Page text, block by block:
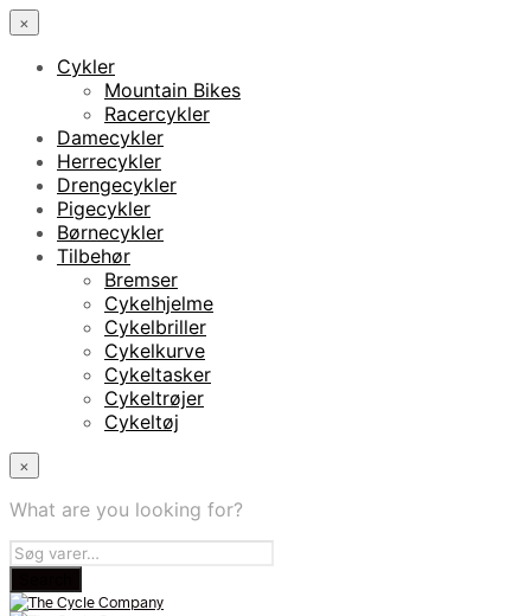
×
Cykler
Mountain Bikes
Racercykler
Damecykler
Herrecykler
Drengecykler
Pigecykler
Børnecykler
Tilbehør
Bremser
Cykelhjelme
Cykelbriller
Cykelkurve
Cykeltasker
Cykeltrøjer
Cykeltøj
×
What are you looking for?